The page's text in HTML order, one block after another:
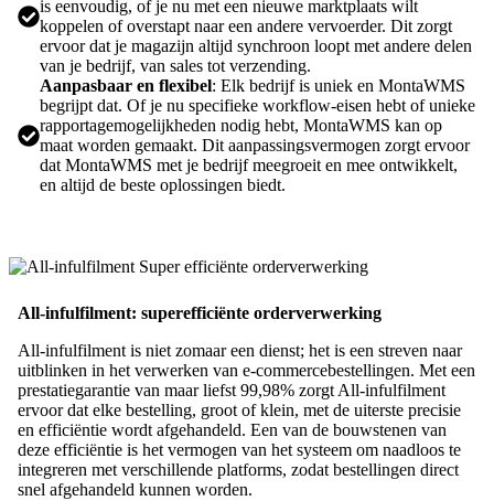
is eenvoudig, of je nu met een nieuwe marktplaats wilt
koppelen of overstapt naar een andere vervoerder. Dit zorgt
ervoor dat je magazijn altijd synchroon loopt met andere delen
van je bedrijf, van sales tot verzending.
Aanpasbaar en flexibel: Elk bedrijf is uniek en MontaWMS
begrijpt dat. Of je nu specifieke workflow-eisen hebt of unieke
rapportagemogelijkheden nodig hebt, MontaWMS kan op
maat worden gemaakt. Dit aanpassingsvermogen zorgt ervoor
dat MontaWMS met je bedrijf meegroeit en mee ontwikkelt,
en altijd de beste oplossingen biedt.
All-infulfilment: superefficiënte orderverwerking
All-infulfilment is niet zomaar een dienst; het is een streven naar
uitblinken in het verwerken van e-commercebestellingen. Met een
prestatiegarantie van maar liefst 99,98% zorgt All-infulfilment
ervoor dat elke bestelling, groot of klein, met de uiterste precisie
en efficiëntie wordt afgehandeld. Een van de bouwstenen van
deze efficiëntie is het vermogen van het systeem om naadloos te
integreren met verschillende platforms, zodat bestellingen direct
snel afgehandeld kunnen worden.